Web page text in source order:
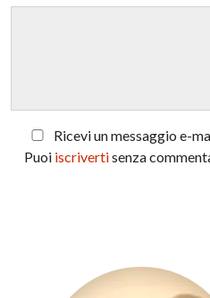
Ricevi un messaggio e-
Puoi iscrivertisenza